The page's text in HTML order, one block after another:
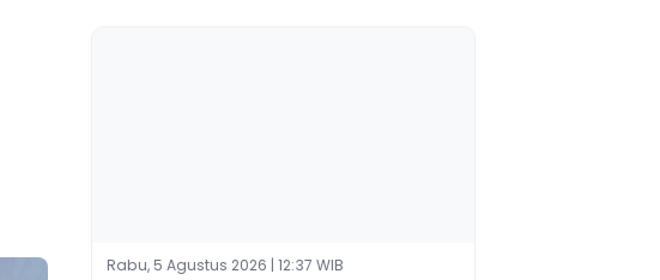
Rabu, 5 Agustus 2026 | 12:37 WIB